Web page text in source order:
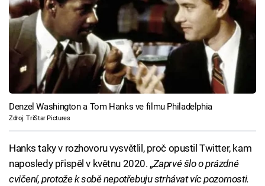
Denzel Washington a Tom Hanks ve filmu Philadelphia
Zdroj: TriStar Pictures
Hanks taky v rozhovoru vysvětlil, proč opustil Twitter, kam
naposledy přispěl v květnu 2020. „Zaprvé šlo o prázdné
cvičení, protože k sobě nepotřebuju strhávat víc pozornosti.